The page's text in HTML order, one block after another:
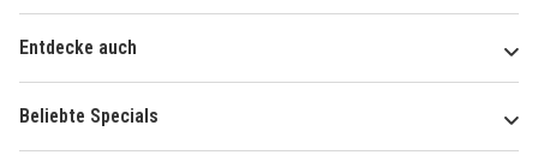
Entdecke auch
Beliebte Specials